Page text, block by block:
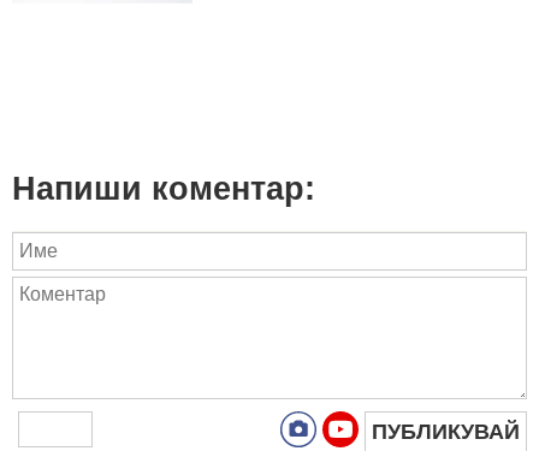
Напиши коментар:
ПУБЛИКУВАЙ